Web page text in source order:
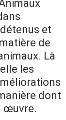
et
de
Là
les
dont
œuvre.